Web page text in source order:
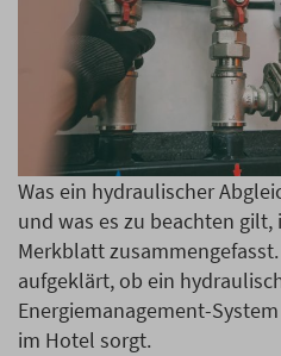
Was ein hydraulischer
und was es zu beachten
Merkblatt
aufgeklärt, ob ein
Energiemanagement-
im Hotel sorgt.